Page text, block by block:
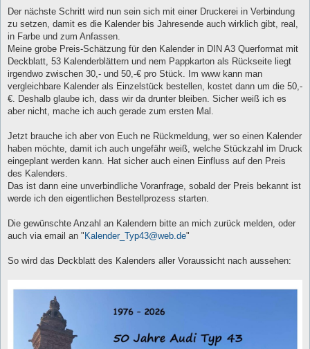
Der nächste Schritt wird nun sein sich mit einer Druckerei in Verbindung
zu setzen, damit es die Kalender bis Jahresende auch wirklich gibt, real,
in Farbe und zum Anfassen.
Meine grobe Preis-Schätzung für den Kalender in DIN A3 Querformat mit
Deckblatt, 53 Kalenderblättern und nem Pappkarton als Rückseite liegt
irgendwo zwischen 30,- und 50,-€ pro Stück. Im www kann man
vergleichbare Kalender als Einzelstück bestellen, kostet dann um die 50,-
€. Deshalb glaube ich, dass wir da drunter bleiben. Sicher weiß ich es
aber nicht, mache ich auch gerade zum ersten Mal.
Jetzt brauche ich aber von Euch ne Rückmeldung, wer so einen Kalender
haben möchte, damit ich auch ungefähr weiß, welche Stückzahl im Druck
eingeplant werden kann. Hat sicher auch einen Einfluss auf den Preis
des Kalenders.
Das ist dann eine unverbindliche Voranfrage, sobald der Preis bekannt ist
werde ich den eigentlichen Bestellprozess starten.
Die gewünschte Anzahl an Kalendern bitte an mich zurück melden, oder
auch via email an "Kalender_Typ43@web.de"
So wird das Deckblatt des Kalenders aller Voraussicht nach aussehen: